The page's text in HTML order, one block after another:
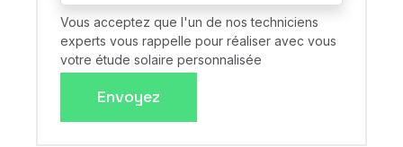
Vous acceptez que l'un de nos techniciens
experts vous rappelle pour réaliser avec vous
votre étude solaire personnalisée
Envoyez